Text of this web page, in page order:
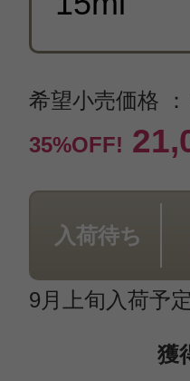
希望小売価格 ：
35%OFF!
入荷待ち
9月上旬入荷予
獲